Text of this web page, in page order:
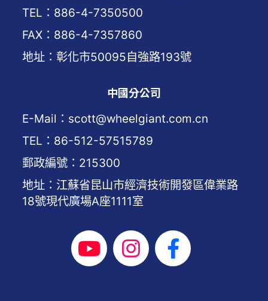
TEL：886-4-7350500
FAX：886-4-7357860
地址：彰化市50095自強路193號
中國分公司
E-Mail：scott@wheelgiant.com.cn
TEL：86-512-57515789
郵政編號：215300
地址：江蘇省昆山市經濟技術開發區偉業路
18號現代廣場A座1111室